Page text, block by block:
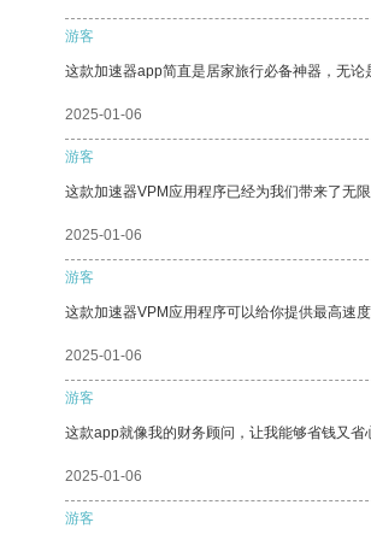
游客
这款加速器app简直是居家旅行必备神器，无
2025-01-06
游客
这款加速器VPM应用程序已经为我们带来了无
2025-01-06
游客
这款加速器VPM应用程序可以给你提供最高速
2025-01-06
游客
这款app就像我的财务顾问，让我能够省钱又省
2025-01-06
游客